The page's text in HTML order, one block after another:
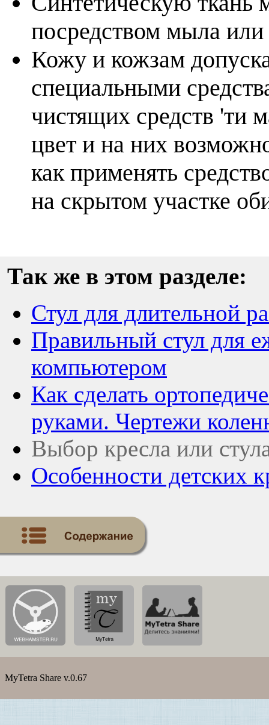
посредством мыла
Кожу и кожзам
специальными
чистящих средств 'ти
цвет и на них
как применять
на скрытом участке
Так же в этом разделе:
Стул для длительной
Правильный стул для
компьютером
Как сделать
руками. Чертежи
Выбор кресла или
Особенности детских
MyTetra Share v.0.67